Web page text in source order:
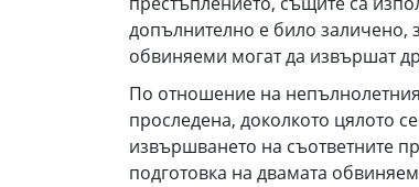
допълнително е било заличено,
обвиняеми могат да извършат
По отношение на
проследена, доколкото цялото
извършването на съответните
подготовка на двамата